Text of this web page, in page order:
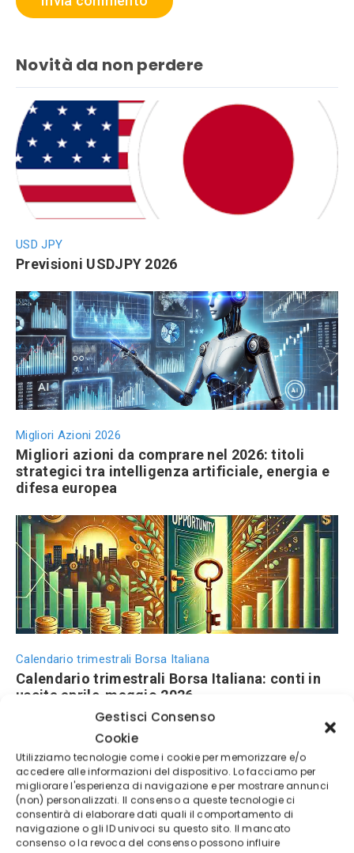
Gestisci Consenso
Cookie
Utilizziamo tecnologie come i cookie per memorizzare e/o
accedere alle informazioni del dispositivo. Lo facciamo per
migliorare l'esperienza di navigazione e per mostrare annunci
(non) personalizzati. Il consenso a queste tecnologie ci
consentirà di elaborare dati quali il comportamento di
navigazione o gli ID univoci su questo sito. Il mancato
consenso o la revoca del consenso possono influire
Novità da non perdere
USD JPY
Previsioni USDJPY 2026
Migliori Azioni 2026
Migliori azioni da comprare nel 2026: titoli
strategici tra intelligenza artificiale, energia e
difesa europea
Calendario trimestrali Borsa Italiana
Calendario trimestrali Borsa Italiana: conti in
uscita aprile-maggio 2026